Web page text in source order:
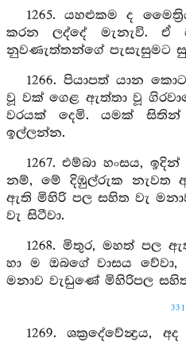
1265. යහළුකම ද
කරන ලද්දේ මැනැවි.
නුවණැත්තන්ගේ පැසැසුමට
1266. පියාපත් යාන
වූ වක් ගෙළ ඇත්තා වූ
වරයක් දෙමි. යමක් සිතින්
ඉල්ලන්න.
1267. එම්බා හංසය,
නම්, මේ දිඹුල්රුක නැවත
ඇති මිහිරි පල සහිත වැ
වැ සිටීවා.
1268. මිතුර, මහත් පල
හා ම ඔබගේ වාසය
මනාව වැඩුණේ මිහිරිපල
331
1269.